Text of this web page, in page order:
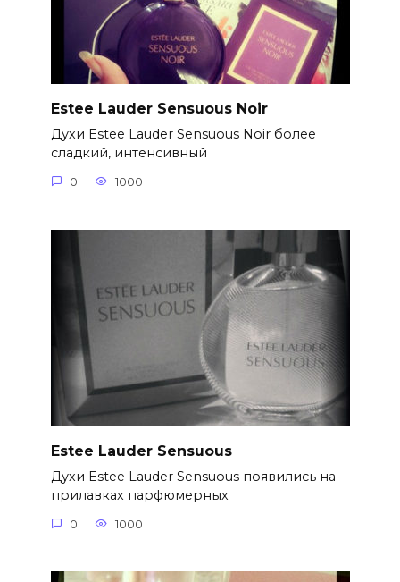
Estee Lauder Sensuous Noir
Духи Estee Lauder Sensuous Noir более
сладкий, интенсивный
0 1000
Estee Lauder Sensuous
Духи Estee Lauder Sensuous появились на
прилавках парфюмерных
0 1000